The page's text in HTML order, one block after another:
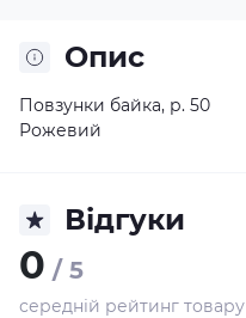
Опис
Повзунки байка, р. 50
Рожевий
Відгуки
0 / 5
середній рейтинг товару